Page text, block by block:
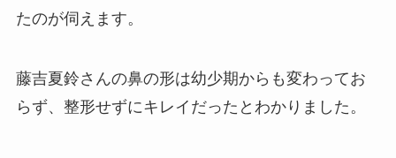
たのが伺えます。
藤吉夏鈴さんの鼻の形は幼少期からも変わってお
らず、整形せずにキレイだったとわかりました。